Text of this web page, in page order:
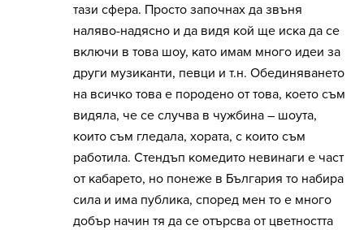
тази сфера. Просто започнах да звъня
наляво-надясно и да видя кой ще иска да се
включи в това шоу, като имам много идеи за
други музиканти, певци и т.н. Обединяването
на всичко това е породено от това, което съм
видяла, че се случва в чужбина – шоута,
които съм гледала, хората, с които съм
работила. Стендъп комедито невинаги е част
от кабарето, но понеже в България то набира
сила и има публика, според мен то е много
добър начин тя да се отърсва от цветността